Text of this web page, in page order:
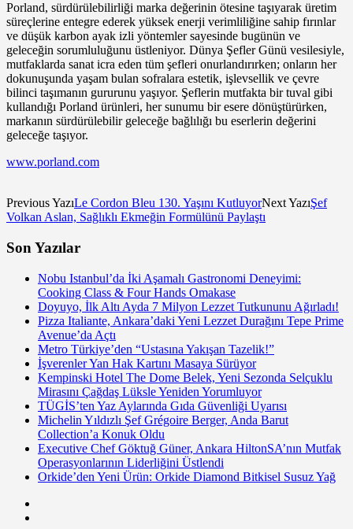
Porland, sürdürülebilirliği marka değerinin ötesine taşıyarak üretim
süreçlerine entegre ederek yüksek enerji verimliliğine sahip fırınlar
ve düşük karbon ayak izli yöntemler sayesinde bugünün ve
geleceğin sorumluluğunu üstleniyor. Dünya Şefler Günü vesilesiyle,
mutfaklarda sanat icra eden tüm şefleri onurlandırırken; onların her
dokunuşunda yaşam bulan sofralara estetik, işlevsellik ve çevre
bilinci taşımanın gururunu yaşıyor. Şeflerin mutfakta bir tuval gibi
kullandığı Porland ürünleri, her sunumu bir esere dönüştürürken,
markanın sürdürülebilir geleceğe bağlılığı bu eserlerin değerini
geleceğe taşıyor.
www.porland.com
Previous YazıLe Cordon Bleu 130. Yaşını KutluyorNext YazıŞef
Volkan Aslan, Sağlıklı Ekmeğin Formülünü Paylaştı
Son Yazılar
Nobu Istanbul’da İki Aşamalı Gastronomi Deneyimi:
Cooking Class & Four Hands Omakase
Doyuyo, İlk Altı Ayda 7 Milyon Lezzet Tutkununu Ağırladı!
Pizza Italiante, Ankara’daki Yeni Lezzet Durağını Tepe Prime
Avenue’da Açtı
Metro Türkiye’den “Ustasına Yakışan Tazelik!”
İşverenler Yan Hak Kartını Masaya Sürüyor
Kempinski Hotel The Dome Belek, Yeni Sezonda Selçuklu
Mirasını Çağdaş Lüksle Yeniden Yorumluyor
TÜGİS’ten Yaz Aylarında Gıda Güvenliği Uyarısı
Michelin Yıldızlı Şef Grégoire Berger, Anda Barut
Collection’a Konuk Oldu
Executive Chef Göktuğ Güner, Ankara HiltonSA’nın Mutfak
Operasyonlarının Liderliğini Üstlendi
Orkide’den Yeni Ürün: Orkide Diamond Bitkisel Susuz Yağ